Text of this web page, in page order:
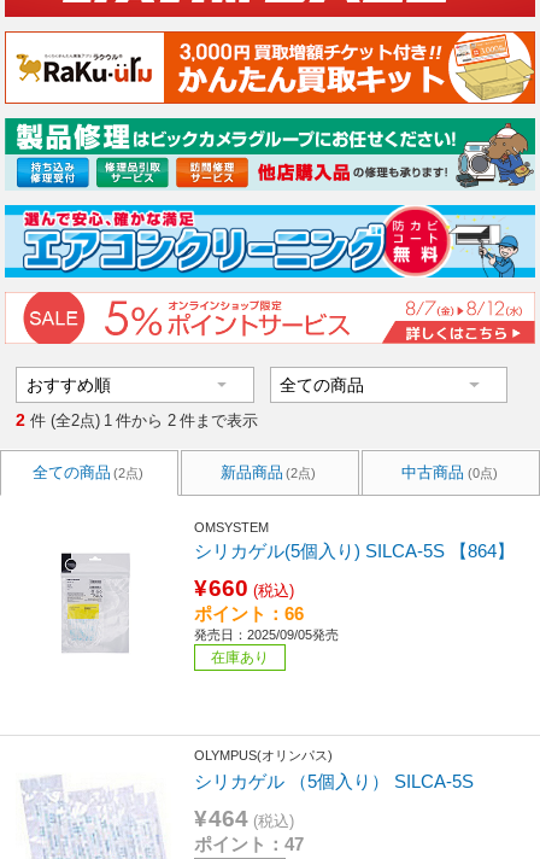
2 件 (全2点) 1 件から 2 件まで表示
全ての商品 (2点) 新品商品 (2点) 中古商品 (0点)
OMSYSTEM
シリカゲル(5個入り) SILCA-5S 【864】
¥660 (税込)
ポイント：66
発売日：2025/09/05発売
在庫あり
OLYMPUS(オリンパス)
シリカゲル （5個入り） SILCA-5S
¥464 (税込)
ポイント：47